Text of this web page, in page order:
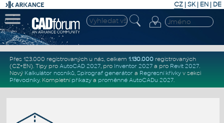
CZ | SK| EN | DE
Přes 123.000 registrovaných u nás, celkem 1.130.000registrovaných
(CZ+EN). Tipy pro AutoCAD 2027, pro Inventor 2027a pro Revit 2027.
Nový Kalkulátor nosníků, Spirograf generátor a Regresní křivkyv sekci
Převodníky. Kompletní příkazya proměnné AutoCADu 2027.